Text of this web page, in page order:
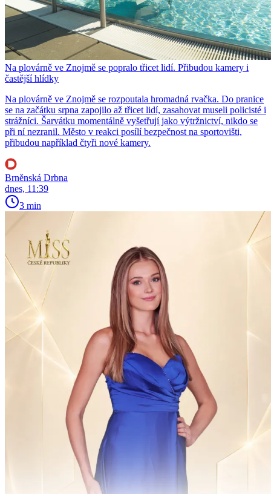
Na plovárně ve Znojmě se popralo třicet lidí. Přibudou kamery i
častější hlídky
Na plovárně ve Znojmě se rozpoutala hromadná rvačka. Do pranice
se na začátku srpna zapojilo až třicet lidí, zasahovat museli policisté i
strážníci. Šarvátku momentálně vyšetřují jako výtržnictví, nikdo se
při ní nezranil. Město v reakci posílí bezpečnost na sportovišti,
přibudou například čtyři nové kamery.
Brněnská Drbna
dnes, 11:39
3 min